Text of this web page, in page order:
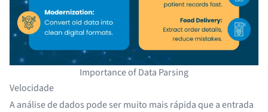
Importance of Data Parsing
Velocidade
A análise de dados pode ser muito mais rápida que a entrada